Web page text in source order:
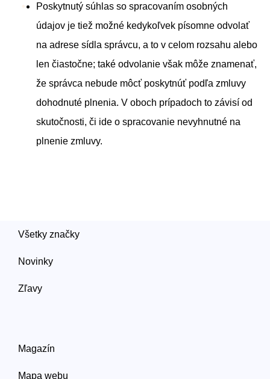
Poskytnutý súhlas so spracovaním osobných
údajov je tiež možné kedykoľvek písomne ​​odvolať
na adrese sídla správcu, a to v celom rozsahu alebo
len čiastočne; také odvolanie však môže znamenať,
že správca nebude môcť poskytnúť podľa zmluvy
dohodnuté plnenia. V oboch prípadoch to závisí od
skutočnosti, či ide o spracovanie nevyhnutné na
plnenie zmluvy.
Všetky značky
Novinky
Zľavy
Magazín
Mapa webu